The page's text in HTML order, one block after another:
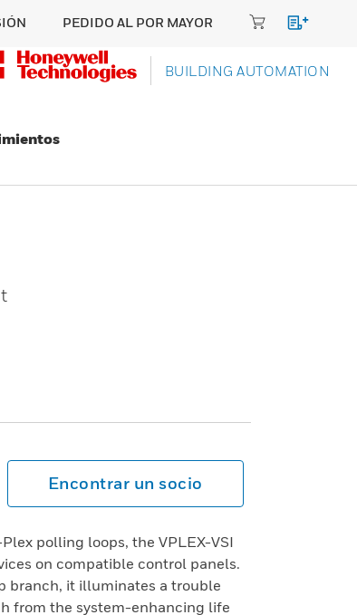
PEDIDO AL POR MAYOR
BUILDING AUTOMATION
Encontrar un socio
polling loops, the VPLEX-VSI
on compatible control panels.
branch, it illuminates a trouble
from the system-enhancing life